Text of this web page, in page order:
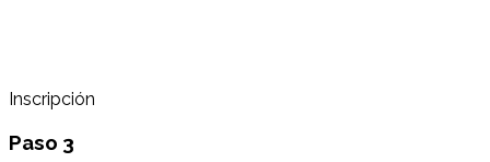
Inscripción
Paso 3